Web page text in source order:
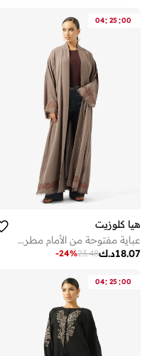
04: 25:00
هيا كلوزيت
عباية مفتوحة من الأمام مطرزة ومزينة بياقة عالية
د.ك18.07
23.48
-24%
04: 25:00